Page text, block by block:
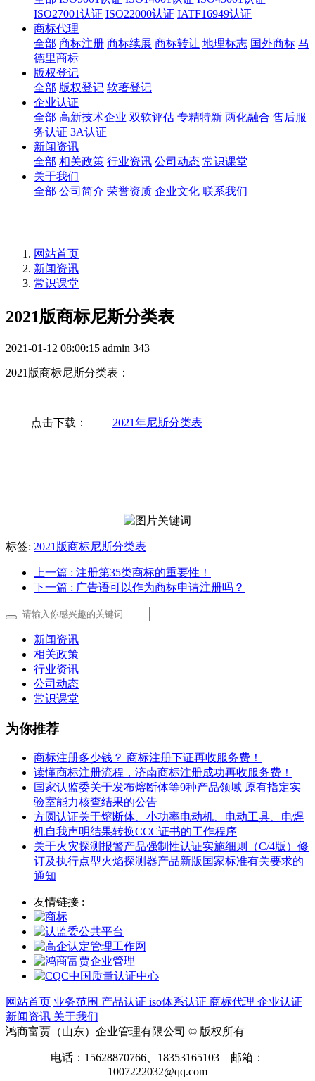
ISO27001认证 ISO22000认证 IATF16949认证
商标代理
全部 商标注册 商标续展 商标转让 地理标志 国外商标 马
德里商标
版权登记
全部 版权登记 软著登记
企业认证
全部 高新技术企业 双软评估 专精特新 两化融合 售后服
务认证 3A认证
新闻资讯
全部 相关政策 行业资讯 公司动态 常识课堂
关于我们
全部 公司简介 荣誉资质 企业文化 联系我们
网站首页
新闻资讯
常识课堂
2021版商标尼斯分类表
2021-01-12 08:00:15 admin 343
2021版商标尼斯分类表：
点击下载： 2021年尼斯分类表
标签: 2021版商标尼斯分类表
上一篇 : 注册第35类商标的重要性！
下一篇 : 广告语可以作为商标申请注册吗？
新闻资讯
相关政策
行业资讯
公司动态
常识课堂
为你推荐
商标注册多少钱？ 商标注册下证再收服务费！
读懂商标注册流程，济南商标注册成功再收服务费！
国家认监委关于发布熔断体等9种产品领域 原有指定实
验室能力核查结果的公告
方圆认证关于熔断体、小功率电动机、电动工具、电焊
机自我声明结果转换CCC证书的工作程序
关于火灾探测报警产品强制性认证实施细则（C/4版）修
订及执行点型火焰探测器产品新版国家标准有关要求的
通知
友情链接 :
网站首页 业务范围 产品认证 iso体系认证 商标代理 企业认证
新闻资讯 关于我们
鸿商富贾（山东）企业管理有限公司 © 版权所有
电话：15628870766、18353165103 邮箱：
1007222032@qq.com